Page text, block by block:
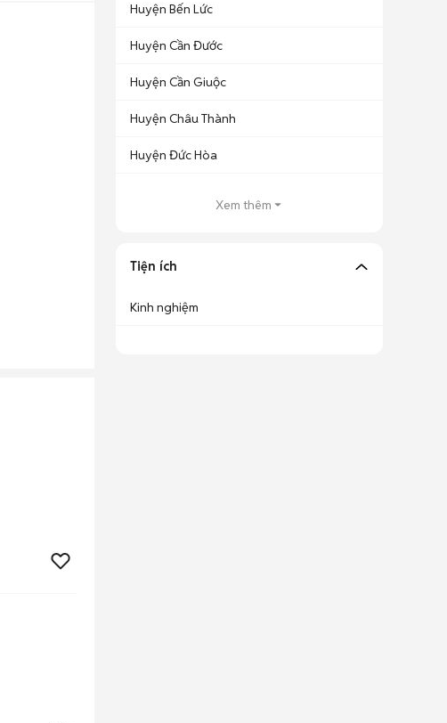
Huyện Bến Lức
Huyện Cần Đước
Huyện Cần Giuộc
Huyện Châu Thành
Huyện Đức Hòa
Xem thêm
Tiện ích
Kinh nghiệm